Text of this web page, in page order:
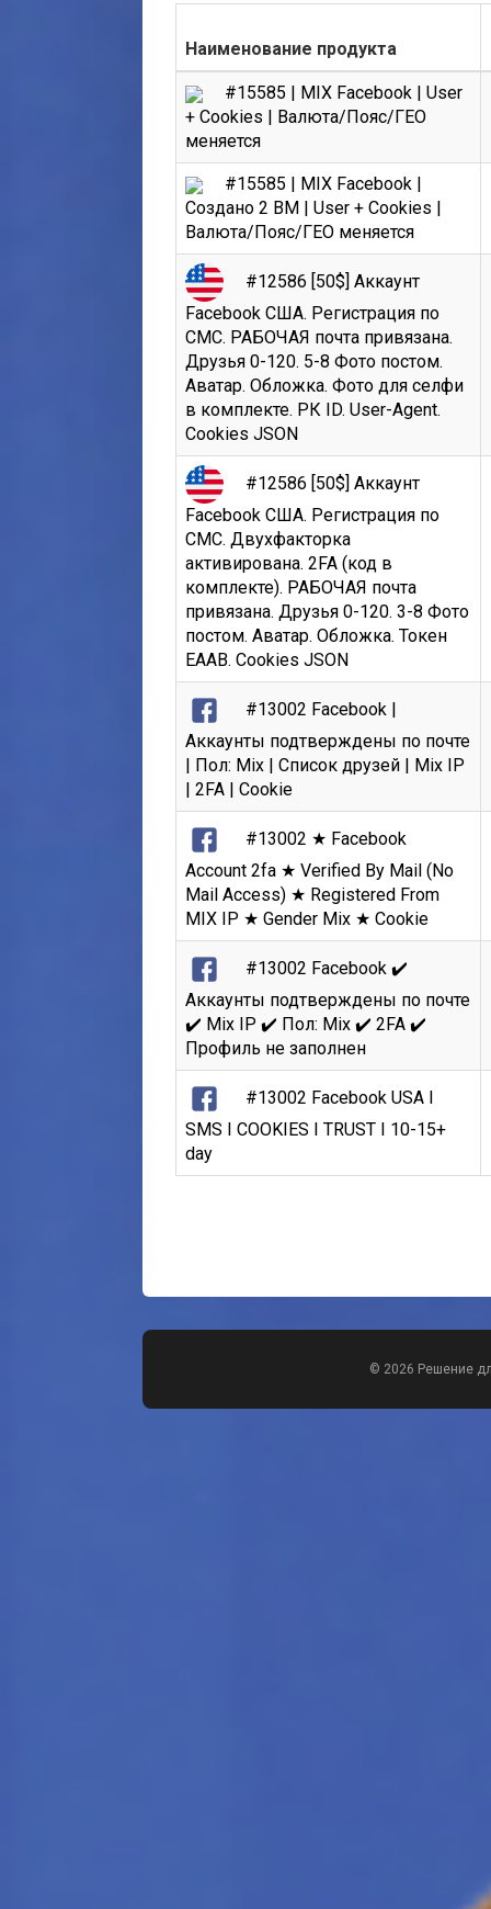
Наименование продукта
#15585 | MIX Facebook | User
+ Cookies | Валюта/Пояс/ГЕО
меняется
#15585 | MIX Facebook |
Создано 2 BM | User + Cookies |
Валюта/Пояс/ГЕО меняется
#12586 [50$] Аккаунт
Facebook США. Регистрация по
СМС. РАБОЧАЯ почта привязана.
Друзья 0-120. 5-8 Фото постом.
Аватар. Обложка. Фото для селфи
в комплекте. РК ID. User-Agent.
Cookies JSON
#12586 [50$] Аккаунт
Facebook США. Регистрация по
СМС. Двухфакторка
активирована. 2FA (код в
комплекте). РАБОЧАЯ почта
привязана. Друзья 0-120. 3-8 Фото
постом. Аватар. Обложка. Токен
EAAB. Cookies JSON
#13002 Facebook |
Аккаунты подтверждены по почте
| Пол: Mix | Список друзей | Mix IP
| 2FA | Cookie
#13002 ★ Facebook
Account 2fa ★ Verified By Mail (No
Mail Access) ★ Registered From
MIX IP ★ Gender Mix ★ Cookie
#13002 Facebook ✔️
Аккаунты подтверждены по почте
✔️ Mix IP ✔️ Пол: Mix ✔️ 2FA ✔️
Профиль не заполнен
#13002 Facebook USA I
SMS I COOKIES I TRUST I 10-15+
day
© 2026 Решение